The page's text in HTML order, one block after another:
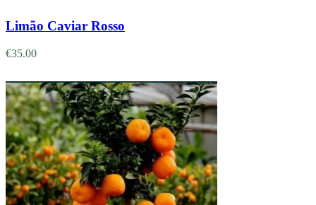
Limão Caviar Rosso
€35.00